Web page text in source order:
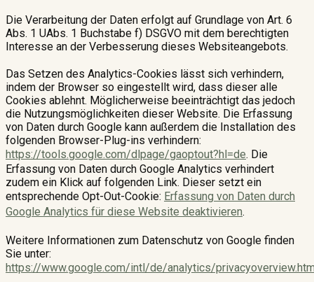
Die Verarbeitung der Daten erfolgt auf Grundlage von Art. 6
Abs. 1 UAbs. 1 Buchstabe f) DSGVO mit dem berechtigten
Interesse an der Verbesserung dieses Websiteangebots.
Das Setzen des Analytics-Cookies lässt sich verhindern,
indem der Browser so eingestellt wird, dass dieser alle
Cookies ablehnt. Möglicherweise beeinträchtigt das jedoch
die Nutzungsmöglichkeiten dieser Website. Die Erfassung
von Daten durch Google kann außerdem die Installation des
folgenden Browser-Plug-ins verhindern:
https://tools.google.com/dlpage/gaoptout?hl=de. Die
Erfassung von Daten durch Google Analytics verhindert
zudem ein Klick auf folgenden Link. Dieser setzt ein
entsprechende Opt-Out-Cookie: Erfassung von Daten durch
Google Analytics für diese Website deaktivieren.
Weitere Informationen zum Datenschutz von Google finden
Sie unter:
https://www.google.com/intl/de/analytics/